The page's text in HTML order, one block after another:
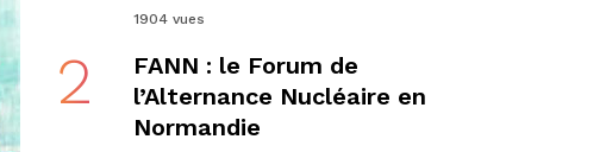
1904 vues
2
FANN : le Forum de
l’Alternance Nucléaire en
Normandie